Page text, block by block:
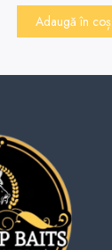
Adaugă în coș